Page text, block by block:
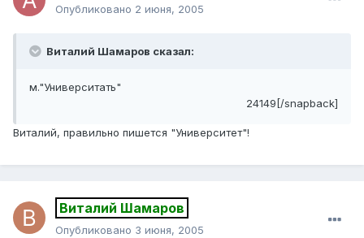
Опубликовано 2 июня, 2005
Виталий Шамаров сказал:
м."Университать"
24149[/snapback]
Виталий, правильно пишется "Университет"!
Виталий Шамаров
Опубликовано 3 июня, 2005